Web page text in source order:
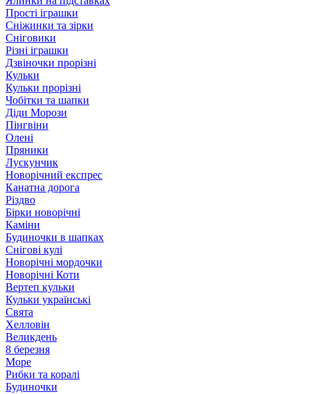
Прості іграшки
Сніжинки та зірки
Сніговики
Різні іграшки
Дзвіночки прорізні
Кульки
Кульки прорізні
Чобітки та шапки
Діди Морози
Пінгвіни
Олені
Пряники
Лускунчик
Новорічний експрес
Канатна дорога
Різдво
Бірки новорічні
Каміни
Будиночки в шапках
Снігові кулі
Новорічні мордочки
Новорічні Коти
Вертеп кульки
Кульки українські
Свята
Хелловін
Великдень
8 березня
Море
Рибки та коралі
Будиночки